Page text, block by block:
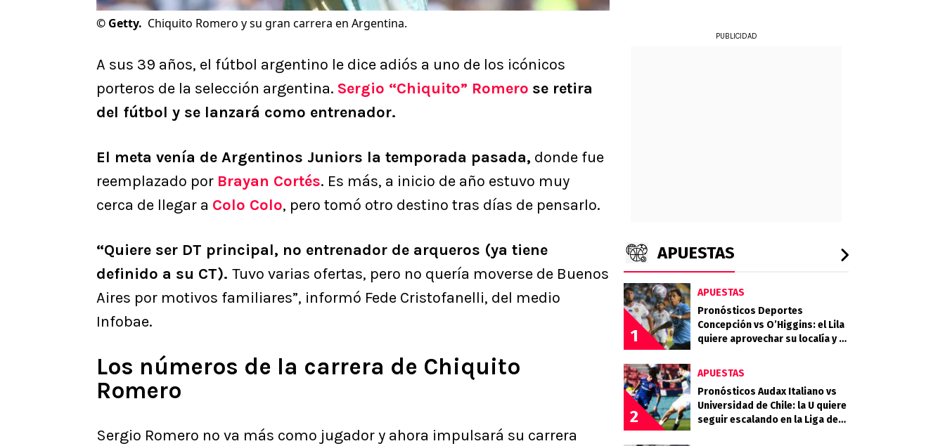
© Getty. Chiquito Romero y su gran carrera en Argentina.
A sus 39 años, el fútbol argentino le dice adiós a uno de los icónicos
porteros de la selección argentina. Sergio “Chiquito” Romero se retira
del fútbol y se lanzará como entrenador.
El meta venía de Argentinos Juniors la temporada pasada, donde fue
reemplazado por Brayan Cortés. Es más, a inicio de año estuvo muy
cerca de llegar a Colo Colo, pero tomó otro destino tras días de pensarlo.
“Quiere ser DT principal, no entrenador de arqueros (ya tiene
definido a su CT). Tuvo varias ofertas, pero no quería moverse de Buenos
Aires por motivos familiares”, informó Fede Cristofanelli, del medio
Infobae.
Los números de la carrera de Chiquito
Romero
Sergio Romero no va más como jugador y ahora impulsará su carrera
PUBLICIDAD
APUESTAS
1
APUESTAS
Pronósticos Deportes
Concepción vs O’Higgins: el Lila
quiere aprovechar su localía y el
2
APUESTAS
Pronósticos Audax Italiano vs
Universidad de Chile: la U quiere
seguir escalando en la Liga de